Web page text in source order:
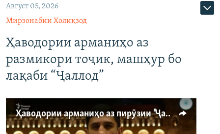
Август 05, 2026
Мирзонабии Холиқзод
Ҳаводории арманиҳо аз
размикори тоҷик, машҳур бо
лақаби “Ҷаллод”
Ҳаводории арманиҳо аз пирӯзии "Ҷаллод"-и тоҷик